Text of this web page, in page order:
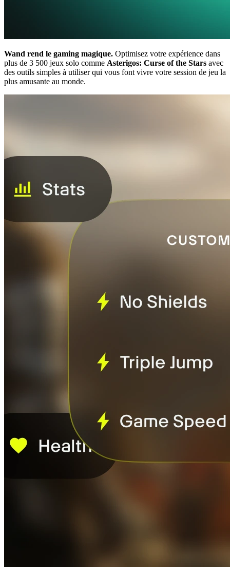
Wand rend le gaming magique. Optimisez votre expérience dans
plus de 3 500 jeux solo comme Asterigos: Curse of the Stars avec
des outils simples à utiliser qui vous font vivre votre session de jeu la
plus amusante au monde.